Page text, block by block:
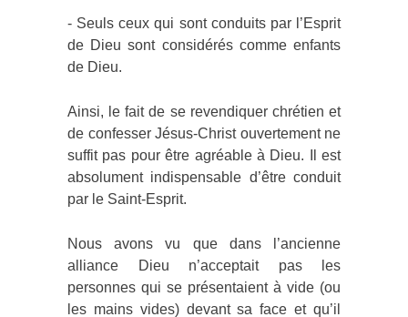
- Seuls ceux qui sont conduits par l’Esprit
de Dieu sont considérés comme enfants
de Dieu.
Ainsi, le fait de se revendiquer chrétien et
de confesser Jésus-Christ ouvertement ne
suffit pas pour être agréable à Dieu. Il est
absolument indispensable d’être conduit
par le Saint-Esprit.
Nous avons vu que dans l’ancienne
alliance Dieu n’acceptait pas les
personnes qui se présentaient à vide (ou
les mains vides) devant sa face et qu’il